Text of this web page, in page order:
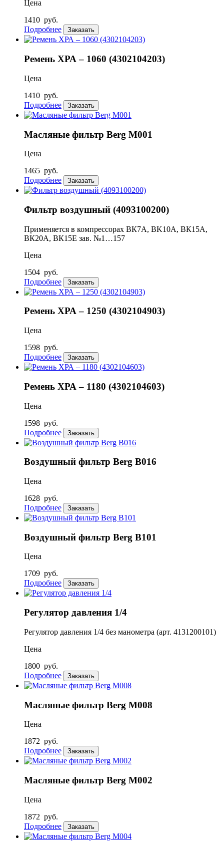
Цена
1410 руб.
Подробнее
Заказать
Ремень ХРА – 1060 (4302104203)
Цена
1410 руб.
Подробнее
Заказать
Масляные фильтр Berg М001
Цена
1465 руб.
Подробнее
Заказать
Фильтр воздушный (4093100200)
Применяется в компрессорах ВК7A, BK10A, ВК15А,
ВК20А, ВК15Е зав. №1…157
Цена
1504 руб.
Подробнее
Заказать
Ремень ХРА – 1250 (4302104903)
Цена
1598 руб.
Подробнее
Заказать
Ремень ХРА – 1180 (4302104603)
Цена
1598 руб.
Подробнее
Заказать
Воздушный фильтр Berg В016
Цена
1628 руб.
Подробнее
Заказать
Воздушный фильтр Berg В101
Цена
1709 руб.
Подробнее
Заказать
Регулятор давления 1/4
Регулятор давления 1/4 без манометра (арт. 4131200101)
Цена
1800 руб.
Подробнее
Заказать
Масляные фильтр Berg М008
Цена
1872 руб.
Подробнее
Заказать
Масляные фильтр Berg М002
Цена
1872 руб.
Подробнее
Заказать